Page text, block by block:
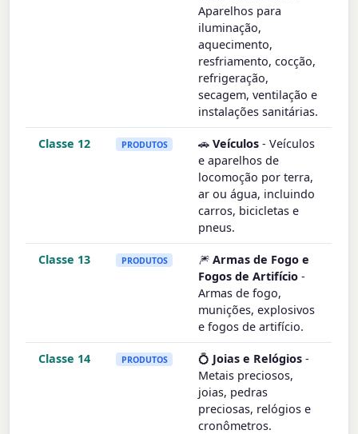
Aparelhos para
iluminação,
aquecimento,
resfriamento, cocção,
refrigeração,
secagem, ventilação e
instalações sanitárias.
Classe 12 PRODUTOS 🚗Veículos - Veículos
e aparelhos de
locomoção por terra,
ar ou água, incluindo
carros, bicicletas e
pneus.
Classe 13 PRODUTOS 🎆Armas de Fogo e
Fogos de Artifício -
Armas de fogo,
munições, explosivos
e fogos de artifício.
Classe 14 PRODUTOS 💍 Joias e Relógios -
Metais preciosos,
joias, pedras
preciosas, relógios e
cronômetros.